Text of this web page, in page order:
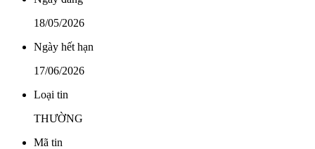
18/05/2026
Ngày hết hạn
17/06/2026
Loại tin
THƯỜNG
Mã tin